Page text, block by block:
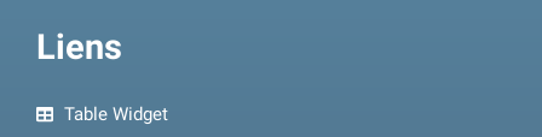
Liens
Table Widget